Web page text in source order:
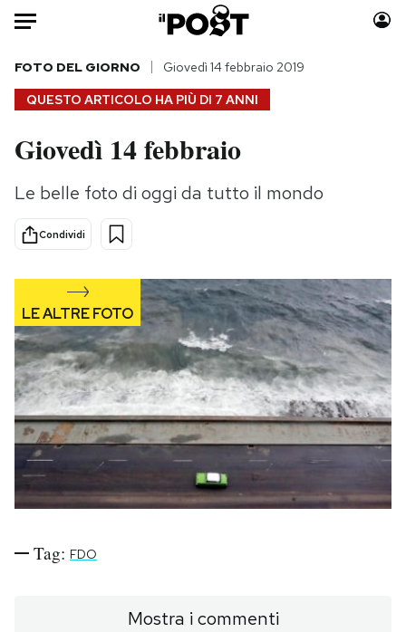
Auto
HOME
Italia
Politica
Tecnologia
Scienza
Cultura
Economia
Sport
Moda
Consumismi
Media
Europa
Altrecose
Mondiali calcio 2026
PODCAST
NEWSLETTER
I MIEI PREFERITI
QUESTO ARTICOLO HA PIÙ DI 7 ANNI
FOTO DEL GIORNO Giovedì 14 febbraio 2019
Giovedì 14 febbraio
Le belle foto di oggi da tutto il mondo
Condividi
Tag: FDO
Mostra i commenti